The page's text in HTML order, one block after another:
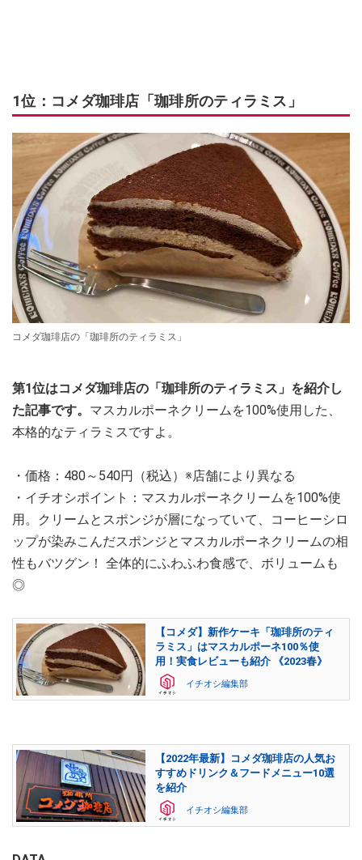
1位：コメダ珈琲店「珈琲所のティラミス」
コメダ珈琲店の「珈琲所のティラミス」
第1位はコメダ珈琲店の「珈琲所のティラミス」を紹介し
た記事です。 マスカルポーネクリームを100%使用した、
本格的なティラミスですよ。
・価格：480～540円（税込）※店舗により異なる
・イチオシポイント：マスカルポーネクリームを100%使
用。クリームとスポンジが層になっていて、コーヒーシロ
ップが染みこんだスポンジとマスカルポーネクリームの相
性もバツグン！ 全体的にふわふわ食感で、ボリュームも
◎
【コメダ】新作ケーキ「珈琲所のティ
ラミス」はマスカルポーネ100％使
用！実食レビューも紹介 《2023春》
イチオシ編集部
【2022年最新】コメダ珈琲店の人気お
すすめドリンク＆フードメニュー10選
を紹介
イチオシ編集部